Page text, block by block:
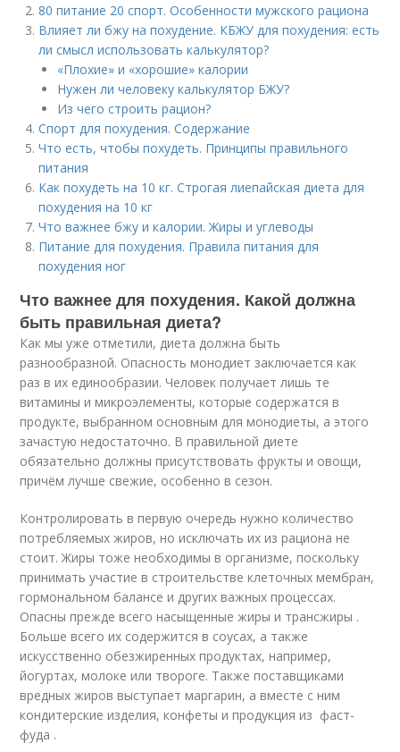
80 питание 20 спорт. Особенности мужского рациона
Влияет ли бжу на похудение. КБЖУ для похудения: есть
ли смысл использовать калькулятор?
«Плохие» и «хорошие» калории
Нужен ли человеку калькулятор БЖУ?
Из чего строить рацион?
Спорт для похудения. Содержание
Что есть, чтобы похудеть. Принципы правильного
питания
Как похудеть на 10 кг. Строгая лиепайская диета для
похудения на 10 кг
Что важнее бжу и калории. Жиры и углеводы
Питание для похудения. Правила питания для
похудения ног
Что важнее для похудения. Какой должна
быть правильная диета?
Как мы уже отметили, диета должна быть
разнообразной. Опасность монодиет заключается как
раз в их единообразии. Человек получает лишь те
витамины и микроэлементы, которые содержатся в
продукте, выбранном основным для монодиеты, а этого
зачастую недостаточно. В правильной диете
обязательно должны присутствовать фрукты и овощи,
причём лучше свежие, особенно в сезон.
Контролировать в первую очередь нужно количество
потребляемых жиров, но исключать их из рациона не
стоит. Жиры тоже необходимы в организме, поскольку
принимать участие в строительстве клеточных мембран,
гормональном балансе и других важных процессах.
Опасны прежде всего насыщенные жиры и трансжиры .
Больше всего их содержится в соусах, а также
искусственно обезжиренных продуктах, например,
йогуртах, молоке или твороге. Также поставщиками
вредных жиров выступает маргарин, а вместе с ним
кондитерские изделия, конфеты и продукция из фаст-
фуда .